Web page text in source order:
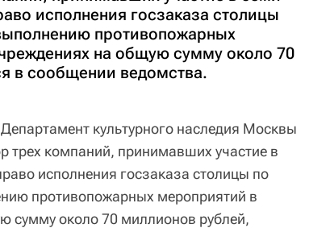
исполнения госзаказа столицы
противопожарных
на общую сумму около 70
в сообщении ведомства.
Департамент культурного наследия Москвы
трех компаний, принимавших участие в
исполнения госзаказа столицы по
противопожарных мероприятий в
сумму около 70 миллионов рублей,